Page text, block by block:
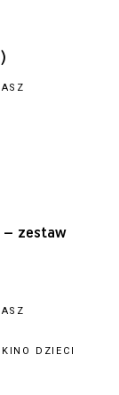
– zestaw
DZIECI